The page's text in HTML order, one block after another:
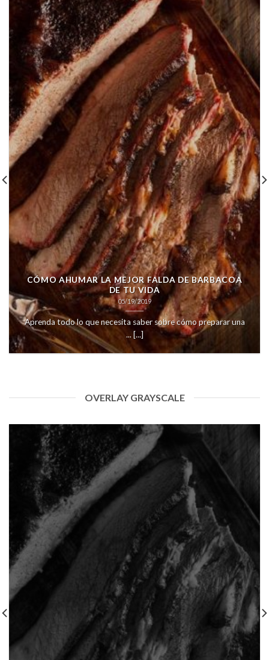
CÓMO AHUMAR LA MEJOR FALDA DE BARBACOA
DE TU VIDA
05/19/2019
Aprenda todo lo que necesita saber sobre cómo preparar una
... [...]
OVERLAY GRAYSCALE